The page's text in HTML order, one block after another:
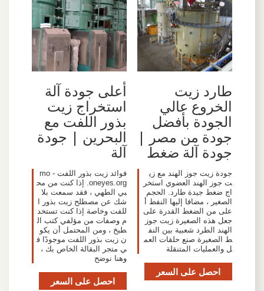
طارد زيت
الخروع عالي
الجودة بأفضل
جودة من مصر |
جودة آلة ضغط
جودة زيت جوز الهند مع زي
ت جوز الهند العضوي استخر
اج ضغط جيدة طارد. الحجم
الصغير ، مضافا إليها النفط أ
على من الضغط القدرة على
جعل هذه الصغيرة زيت جوز
الهند الطرد شعبية بين النف
ط الصغيرة صنع حلقات العم
ل والعمليات المتنقلة
احصل على السعر
أعلى جودة آلة
استخراج زيت
بذور اللفت مع
البحرين | جودة
آلة
فوائد زيت بذور اللفت - mo
oneyes.org. إذا كنت من مح
بي الطهي ، فقد سمعت بلا
شك عن مصطلح زيت بذور ا
للفت وخاصة إذا كنت تستخد
م وصفات من مؤلفي كتب ال
طبخ ، ومن المحتمل أن يكو
ن زيت بذور اللفت موجودًا ف
ي متجر البقالة الخاص بك ،
وهنا نوضح
احصل على السعر